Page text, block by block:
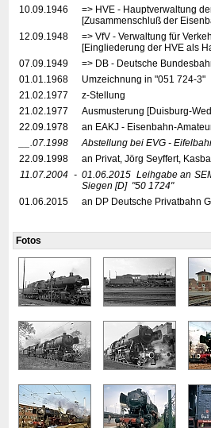
10.09.1946
=> HVE - Hauptverwaltung
[Zusammenschluß der
12.09.1948
=> VfV - Verwaltung für
[Eingliederung der HVE als
07.09.1949
=> DB - Deutsche
01.01.1968
Umzeichnung in "051 724-3"
21.02.1977
z-Stellung
21.02.1977
Ausmusterung [Duisburg-
22.09.1978
an EAKJ - Eisenbahn-
__.07.1998
Abstellung bei EVG -
22.09.1998
an Privat, Jörg Seyffert,
11.07.2004 - 01.06.2015 Leihgabe an
Siegen [D] "50 1724"
01.06.2015
an DP Deutsche Privatbahn
Fotos